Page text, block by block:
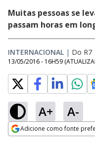
Muitas pessoas se
passam horas em
INTERNACIONAL | Do R7
13/05/2016 - 16H59
A+ A-
Adicione como fonte